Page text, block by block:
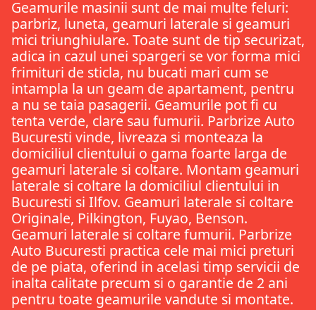
Geamurile masinii sunt de mai multe feluri:
parbriz, luneta, geamuri laterale si geamuri
mici triunghiulare. Toate sunt de tip securizat,
adica in cazul unei spargeri se vor forma mici
frimituri de sticla, nu bucati mari cum se
intampla la un geam de apartament, pentru
a nu se taia pasagerii. Geamurile pot fi cu
tenta verde, clare sau fumurii. Parbrize Auto
Bucuresti vinde, livreaza si monteaza la
domiciliul clientului o gama foarte larga de
geamuri laterale si coltare. Montam geamuri
laterale si coltare la domiciliul clientului in
Bucuresti si Ilfov. Geamuri laterale si coltare
Originale, Pilkington, Fuyao, Benson.
Geamuri laterale si coltare fumurii. Parbrize
Auto Bucuresti practica cele mai mici preturi
de pe piata, oferind in acelasi timp servicii de
inalta calitate precum si o garantie de 2 ani
pentru toate geamurile vandute si montate.